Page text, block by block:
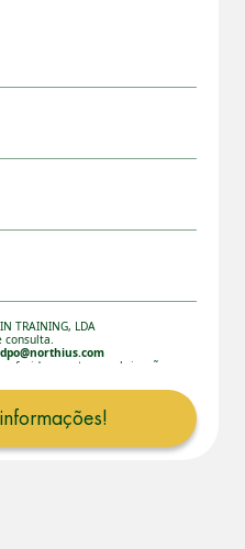
TRAINING, LDA
consulta.
dpo@northius.com
exceto por obrigação
naPolítica de Privacidade.